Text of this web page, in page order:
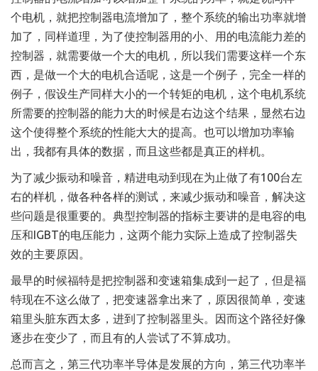
个电机，就把控制器电流增加了，整个系统的输出功率就增
加了，同样道理，为了使控制器用的小、用的电流能力差的
控制器，就需要做一个大的电机，所以我们需要这样一个东
西，是做一个大的电机合适呢，这是一个例子，完全一样的
例子，假设生产同样大小的一个转矩的电机，这个电机系统
所需要的控制器的能力大的时候是右边这个结果，显然右边
这个使得整个系统的性能大大的提高。也可以增加功率输
出，我都有具体的数据，而且这些都是真正的样机。
为了减少振动和噪音，精进电动到现在为止做了有100台左
右的样机，做各种各样的测试，来减少振动和噪音，解决这
些问题是很重要的。典型控制器的指标主要讲的是电容的电
压和IGBT的电压能力，这两个能力实际上造成了控制器失
效的主要原因。
最早的时候福特是把控制器和变速箱集成到一起了，但是福
特现在不这么做了，把变速器拿出来了，原因很简单，变速
箱里头脏东西太多，进到了控制器里头。因而这个路径好像
逐步在变少了，而且有的人尝试了不算成功。
总而言之，第三代功率半导体是发展的方向，第三代功率半